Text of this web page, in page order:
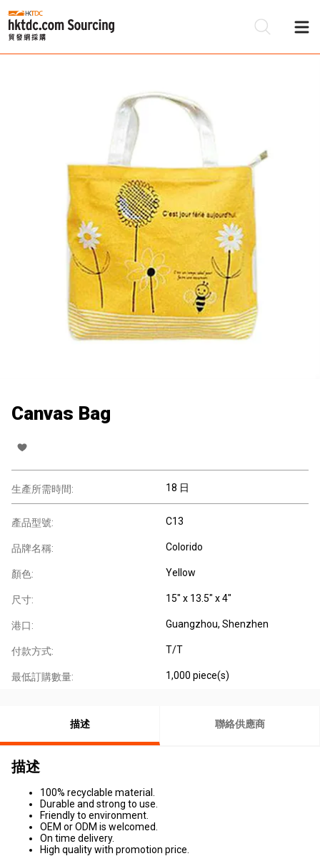
Canvas Bag
生產所需時間: 18 日
產品型號: C13
品牌名稱: Colorido
顏色: Yellow
尺寸: 15" x 13.5" x 4"
港口: Guangzhou, Shenzhen
付款方式: T/T
最低訂購數量: 1,000 piece(s)
描述 聯絡供應商
描述
100% recyclable material.
Durable and strong to use.
Friendly to environment.
OEM or ODM is welcomed.
On time delivery.
High quality with promotion price.